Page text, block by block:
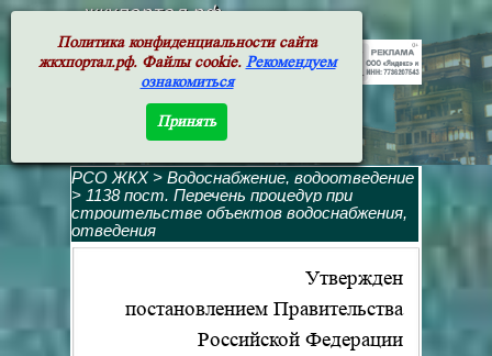
жкхпортал.рф
РСО ЖКХ> Водоснабжение, водоотведение
> 1138 пост. Перечень процедур при
строительстве объектов водоснабжения,
отведения
Утвержден
постановлением Правительства
Российской Федерации
Политика конфиденциальности сайта
жкхпортал.рф. Файлы cookie. Рекомендуем
ознакомиться
Принять